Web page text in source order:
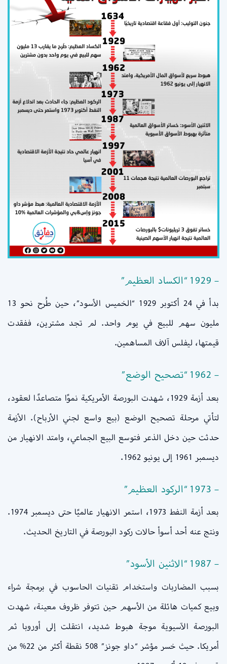
– 1929 “الكساد العظيم”
بدأ في 24 أكتوبر 1929 “الخميس الأسود”، حين طُرح نحو 13
مليون سهم للبيع في يوم واحد. لم تجد مشترين، ففقدت
قيمتها، ليفلس آلاف المساهمين.
– 1962 “تصحيح الوضع”
بعد أزمة 1929، شهدت البورصة الأمريكية نموًا متصاعدًا لعقود،
لتأتي مرحلة تصحيح الوضع (بيع واسع لجني الأرباح). الأزمة
حدثت حين دخل الذعر فتوسع البيع الجماعي، وامتد الانهيار من
ديسمبر 1961 إلى يونيو 1962.
– 1973 “الركود العظيم”
بعد أزمة النفط 1973، استمر الانهيار عالميًا حتى ديسمبر 1974.
ونتج عنه أحد أسوأ حالات ركود البورصة في التاريخ الحديث.
– 1987 “الاثنين الأسود”
بسبب المضاربات واستخدام تقنيات الحاسوب في برمجة شراء
وبيع كميات هائلة من الأسهم حين تتوفر ظروف معينة، شهدت
البورصة الآسيوية موجة هبوط شديد، انتقلت إلى أوروبا ثم
أمريكا. حيث خسر مؤشر “داو جونز” 508 نقطة أكثر من 22% من